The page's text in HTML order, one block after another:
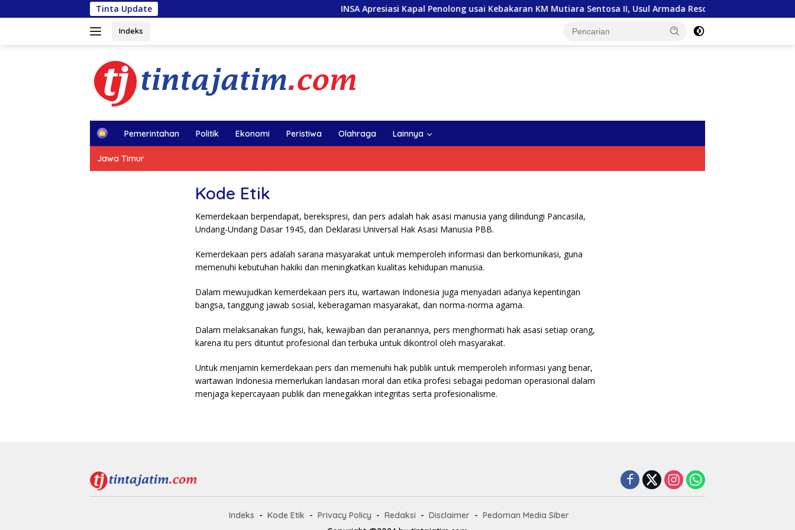
ke
Tinta Update INSA Apresiasi Kapal Penolong usai Kebakaran KM Mutiara Sentosa II, Usul Armada Rescue Diperkuat
Indeks
H
e
Pemerintahan Politik Ekonomi Peristiwa Olahraga Lainnya
Jawa Timur
Kode Etik
Kemerdekaan berpendapat, berekspresi, dan pers adalah hak asasi manusia yang dilindungi Pancasila,
Undang-Undang Dasar 1945, dan Deklarasi Universal Hak Asasi Manusia PBB.
Kemerdekaan pers adalah sarana masyarakat untuk memperoleh informasi dan berkomunikasi, guna
memenuhi kebutuhan hakiki dan meningkatkan kualitas kehidupan manusia.
Dalam mewujudkan kemerdekaan pers itu, wartawan Indonesia juga menyadari adanya kepentingan
bangsa, tanggung jawab sosial, keberagaman masyarakat, dan norma-norma agama.
Dalam melaksanakan fungsi, hak, kewajiban dan peranannya, pers menghormati hak asasi setiap orang,
karena itu pers dituntut profesional dan terbuka untuk dikontrol oleh masyarakat.
Untuk menjamin kemerdekaan pers dan memenuhi hak publik untuk memperoleh informasi yang benar,
wartawan Indonesia memerlukan landasan moral dan etika profesi sebagai pedoman operasional dalam
menjaga kepercayaan publik dan menegakkan integritas serta profesionalisme.
Indeks Kode Etik Privacy Policy Redaksi Disclaimer
Pedoman Media Siber